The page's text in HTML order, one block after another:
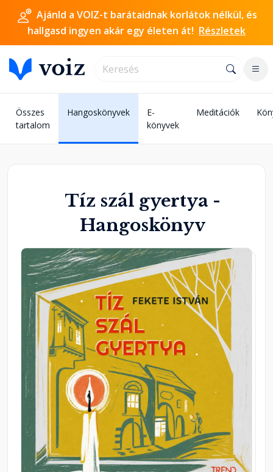
Ajánld a VOIZ-t barátaidnak korlátok nélkül, és
hallgasd ingyen akár egy életen át! Részletek
Összes
tartalom
Hangoskönyvek
E-
könyvek
Meditációk
Tíz szál gyertya -
Hangoskönyv